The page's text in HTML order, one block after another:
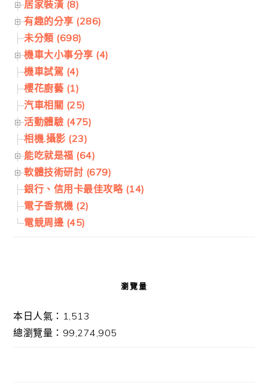
居家裝潢 (8)
有趣的分享 (286)
未分類 (698)
機車大小事分享 (4)
機車試駕 (4)
櫻花廚藝 (1)
汽車相關 (25)
活動體驗 (475)
相機.攝影 (23)
能吃就是福 (64)
軟體技術研討 (679)
銀行、信用卡最佳攻略 (14)
電子香氛機 (2)
電競周邊 (45)
瀏覽量
本日人氣：1,513
總瀏覽量：99,274,905